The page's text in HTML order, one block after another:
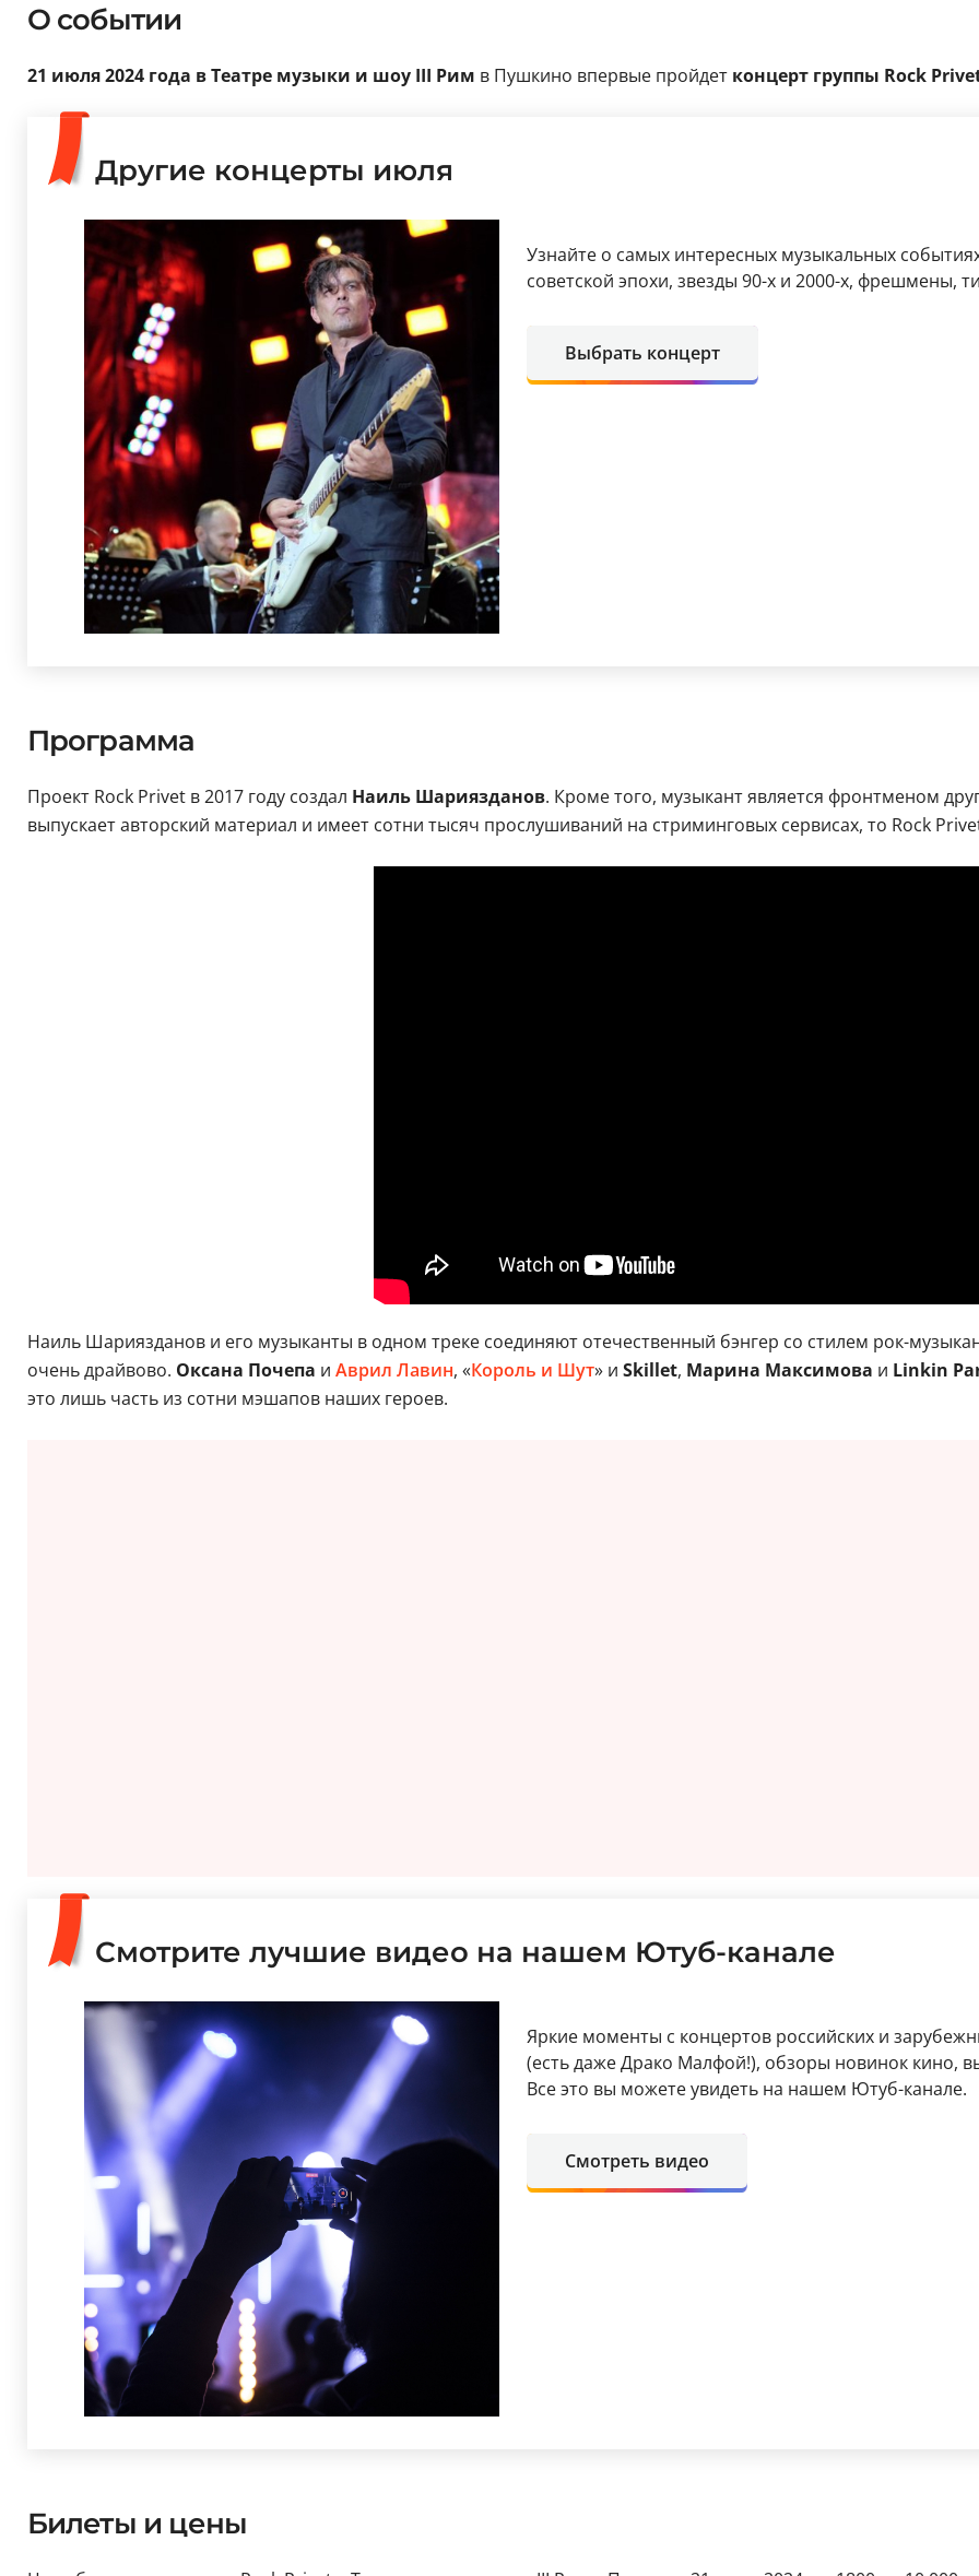
О событии
21 июля 2024 года в Театре музыки и шоу III Рим в Пушкино впервые пройдет концерт группы Rock
Другие концерты июля
Узнайте о самых интересных музыкальных
советской эпохи, звезды 90-х и 2000-х, фрешмены,
Выбрать концерт
Программа
Проект Rock Privet в 2017 году создал Наиль Шариязданов. Кроме того, музыкант является фронтменом
выпускает авторский материал и имеет сотни тысяч прослушиваний на стриминговых сервисах, то Rock
Наиль Шариязданов и его музыканты в одном треке соединяют отечественный бэнгер со стилем рок-
очень драйвово. Оксана Почепа и Аврил Лавин, «Король и Шут» и Skillet, Марина Максимова и Linkin
это лишь часть из сотни мэшапов наших героев.
Смотрите лучшие видео на нашем Ютуб-канале
Яркие моменты с концертов российских и
(есть даже Драко Малфой!), обзоры новинок кино,
Все это вы можете увидеть на нашем Ютуб-канале.
Смотреть видео
Билеты и цены